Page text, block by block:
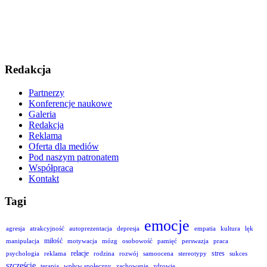
Redakcja
Partnerzy
Konferencje naukowe
Galeria
Redakcja
Reklama
Oferta dla mediów
Pod naszym patronatem
Współpraca
Kontakt
Tagi
agresja atrakcyjność autoprezentacja depresja emocje empatia kultura
lęk
manipulacja
miłość motywacja mózg osobowość pamięć perswazja
praca
psychologia
reklama relacje rodzina rozwój samoocena stereotypy stres sukces